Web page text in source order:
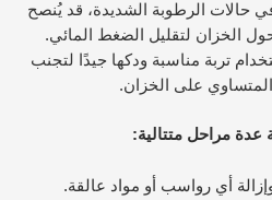
حالات الرطوبة الشديدة، قد يُنصح
الخزان لتقليل الضغط المائي.
تربة مناسبة ودكها جيدًا لتجنب
على الخزان.
عدة مراحل متتالية:
أي رواسب أو مواد عالقة.